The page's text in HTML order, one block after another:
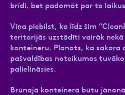
brīdi, bet padomāt par to
Viņa piebilst, ka līdz šim
teritorijās uzstādīti vairāk nekā
konteineru. Plānots, ka sakarā
pašvaldības noteikumos
palielināsies.
Brūnajā konteinerā būtu